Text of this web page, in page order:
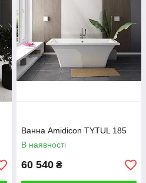
Ванна Amidicon TYTUL 185
В наявності
60 540 ₴